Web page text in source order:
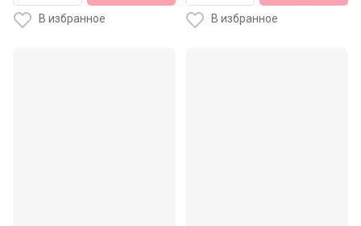
В избранное В избранное